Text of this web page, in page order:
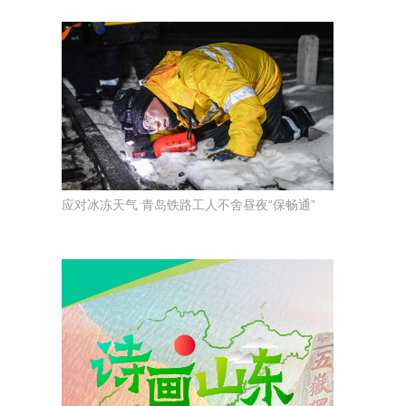
应对冰冻天气 青岛铁路工人不舍昼夜“保畅通”